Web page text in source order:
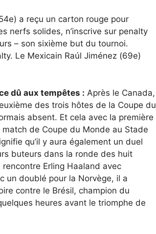
a reçu un carton rouge pour
nerfs solides, n’inscrive sur penalty
– son sixième but du tournoi.
Le Mexicain Raúl Jiménez (69e)
dû aux tempêtes : Après le Canada,
des trois hôtes de la Coupe du
absent. Et cela avec la première
match de Coupe du Monde au Stade
qu’il y aura également un duel
buteurs dans la ronde des huit
rencontre Erling Haaland avec
un doublé pour la Norvège, il a
contre le Brésil, champion du
heures avant le triomphe de